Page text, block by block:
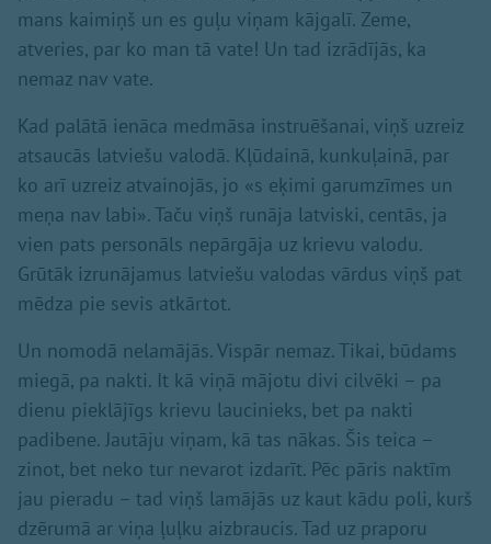
mans kaimiņš un es guļu viņam kājgalī. Zeme,
atveries, par ko man tā vate! Un tad izrādījās, ka
nemaz nav vate.
Kad palātā ienāca medmāsa instruēšanai, viņš uzreiz
atsaucās latviešu valodā. Kļūdainā, kunkuļainā, par
ko arī uzreiz atvainojās, jo «s eķimi garumzīmes un
meņa nav labi». Taču viņš runāja latviski, centās, ja
vien pats personāls nepārgāja uz krievu valodu.
Grūtāk izrunājamus latviešu valodas vārdus viņš pat
mēdza pie sevis atkārtot.
Un nomodā nelamājās. Vispār nemaz. Tikai, būdams
miegā, pa nakti. It kā viņā mājotu divi cilvēki – pa
dienu pieklājīgs krievu laucinieks, bet pa nakti
padibene. Jautāju viņam, kā tas nākas. Šis teica –
zinot, bet neko tur nevarot izdarīt. Pēc pāris naktīm
jau pieradu – tad viņš lamājās uz kaut kādu poli, kurš
dzērumā ar viņa ļuļku aizbraucis. Tad uz praporu